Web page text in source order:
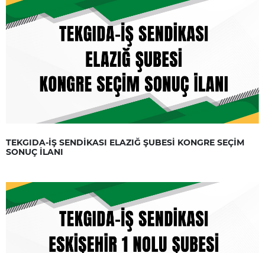
TEKGIDA-İŞ SENDİKASI ELAZIĞ ŞUBESİ KONGRE SEÇİM
SONUÇ İLANI